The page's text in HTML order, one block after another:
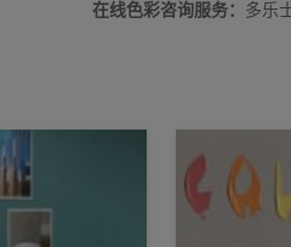
在线色彩咨询服务： 多乐